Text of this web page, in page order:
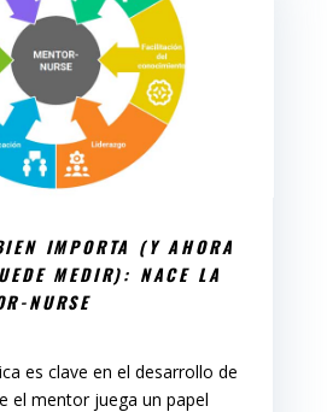
IMPORTA (Y AHORA
MEDIR): NACE LA
NURSE
es clave en el desarrollo de
el mentor juega un papel